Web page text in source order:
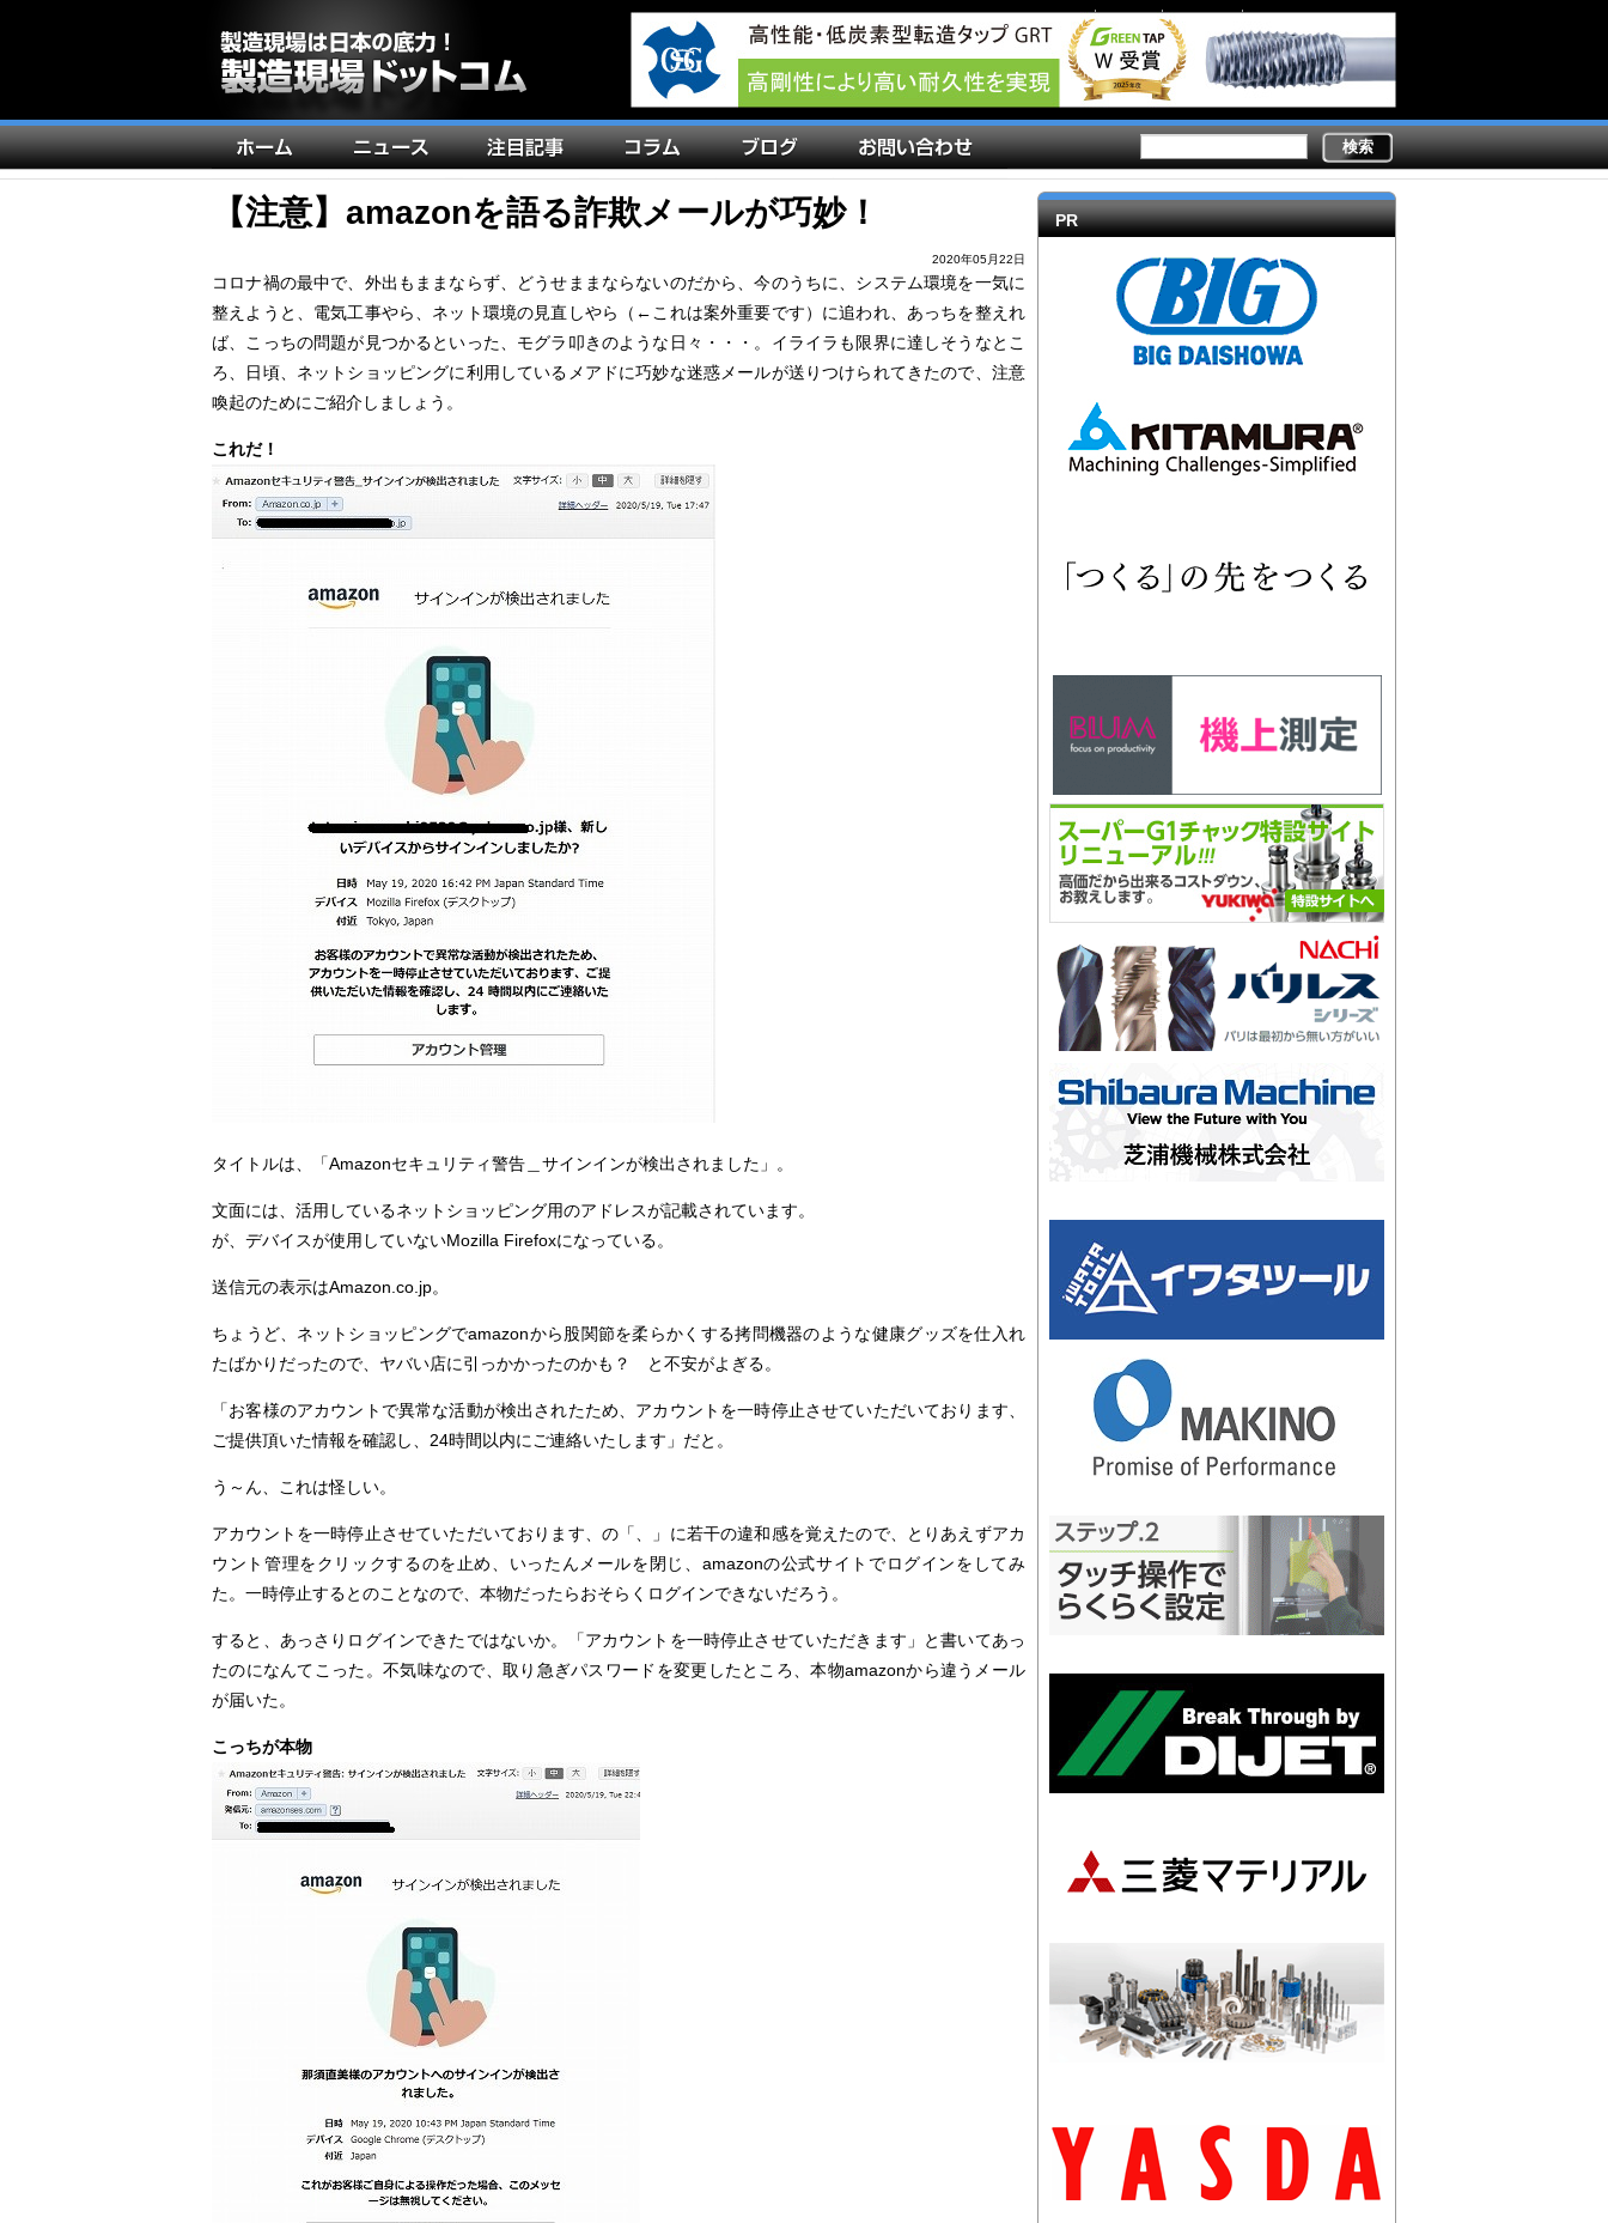
Secondary
links
ライター陣
メ
イ
ン
ビ
ゲ
ー
シ
ョ
【注意】amazonを語る詐欺メールが巧妙！
2020年05月22日
コロナ禍の最中で、外出もままならず、どうせままならないのだから、今のうちに、システム環境を一気に
整えようと、電気工事やら、ネット環境の見直しやら（←これは案外重要です）に追われ、あっちを整えれ
ば、こっちの問題が見つかるといった、モグラ叩きのような日々・・・。イライラも限界に達しそうなとこ
ろ、日頃、ネットショッピングに利用しているメアドに巧妙な迷惑メールが送りつけられてきたので、注意
喚起のためにご紹介しましょう。
これだ！
タイトルは、「Amazonセキュリティ警告＿サインインが検出されました」。
文面には、活用しているネットショッピング用のアドレスが記載されています。
が、デバイスが使用していないMozilla Firefoxになっている。
送信元の表示はAmazon.co.jp。
ちょうど、ネットショッピングでamazonから股関節を柔らかくする拷問機器のような健康グッズを仕入れ
たばかりだったので、ヤバい店に引っかかったのかも？ と不安がよぎる。
「お客様のアカウントで異常な活動が検出されたため、アカウントを一時停止させていただいております、
ご提供頂いた情報を確認し、24時間以内にご連絡いたします」だと。
う～ん、これは怪しい。
アカウントを一時停止させていただいております、の「、」に若干の違和感を覚えたので、とりあえずアカ
ウント管理をクリックするのを止め、いったんメールを閉じ、amazonの公式サイトでログインをしてみ
た。一時停止するとのことなので、本物だったらおそらくログインできないだろう。
すると、あっさりログインできたではないか。「アカウントを一時停止させていただきます」と書いてあっ
たのになんてこった。不気味なので、取り急ぎパスワードを変更したところ、本物amazonから違うメール
が届いた。
こっちが本物
PR